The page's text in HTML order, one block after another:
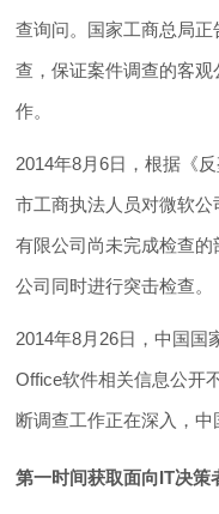
查询问。国家工商总局
查，保证案件调查的客
作。
2014年8月6日，根据《
市工商执法人员对微软公
有限公司尚未完成检查
公司同时进行突击检查。
2014年8月26日，中国国
Office软件相关信息公开
断调查工作正在深入，中
第一时间获取面向IT决